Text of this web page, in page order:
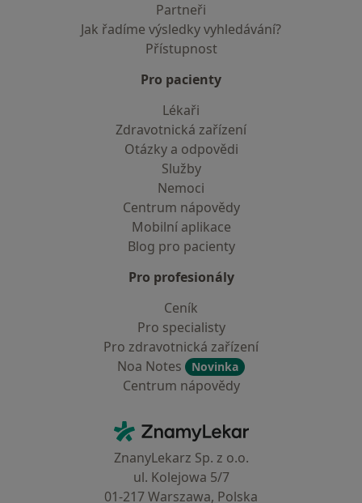
Partneři
Jak řadíme výsledky vyhledávání?
Přístupnost
Pro pacienty
Lékaři
Zdravotnická zařízení
Otázky a odpovědi
Služby
Nemoci
Centrum nápovědy
Mobilní aplikace
Blog pro pacienty
Pro profesionály
Ceník
Pro specialisty
Pro zdravotnická zařízení
Noa Notes
Novinka
Centrum nápovědy
ZnamyLekar - Hlavní stránka
ZnanyLekarz Sp. z o.o.
ul. Kolejowa 5/7
01-217 Warszawa, Polska